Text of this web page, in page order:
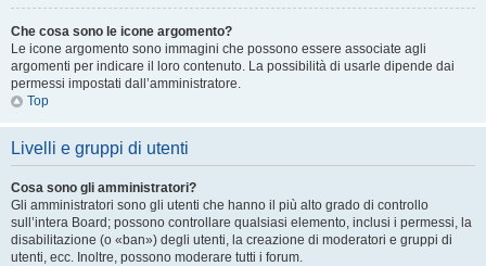
Che cosa sono le icone argomento?
Le icone argomento sono immagini che possono essere associate agli
argomenti per indicare il loro contenuto. La possibilità di usarle dipende dai
permessi impostati dall’amministratore.
Top
Livelli e gruppi di utenti
Cosa sono gli amministratori?
Gli amministratori sono gli utenti che hanno il più alto grado di controllo
sull’intera Board; possono controllare qualsiasi elemento, inclusi i permessi, la
disabilitazione (o «ban») degli utenti, la creazione di moderatori e gruppi di
utenti, ecc. Inoltre, possono moderare tutti i forum.